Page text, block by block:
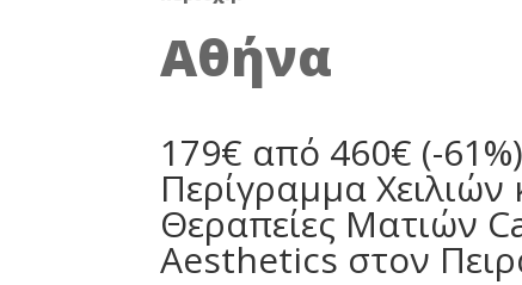
Αθήνα
179€ από 460€ (-
Περίγραμμα
Θεραπείες Ματιών
Aesthetics στον